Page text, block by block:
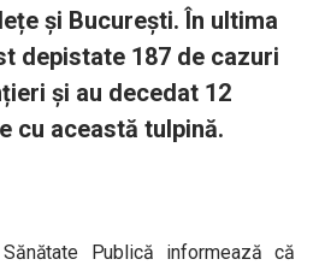
și București. În ultima
depistate 187 de cazuri
și au decedat 12
cu această tulpină.
Publică informează că